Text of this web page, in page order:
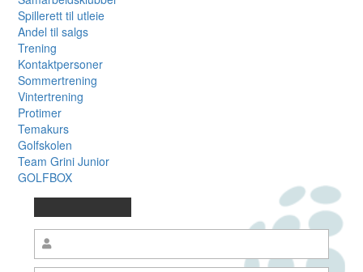
Spillerett til utleie
Andel til salgs
Trening
Kontaktpersoner
Sommertrening
Vintertrening
Protimer
Temakurs
Golfskolen
Team Grini Junior
GOLFBOX